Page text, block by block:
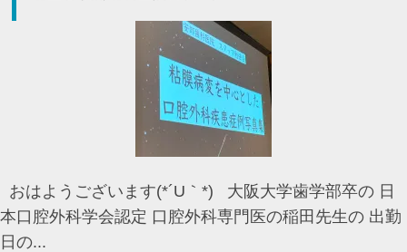
おはようございます(*´U｀*) 大阪大学歯学部卒の 日
本口腔外科学会認定 口腔外科専門医の稲田先生の 出勤
日の...